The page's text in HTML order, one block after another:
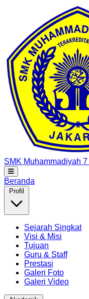
SMK Muhammadiyah 7
Beranda
Sejarah Singkat
Visi & Misi
Tujuan
Guru & Staff
Prestasi
Galeri Foto
Galeri Video